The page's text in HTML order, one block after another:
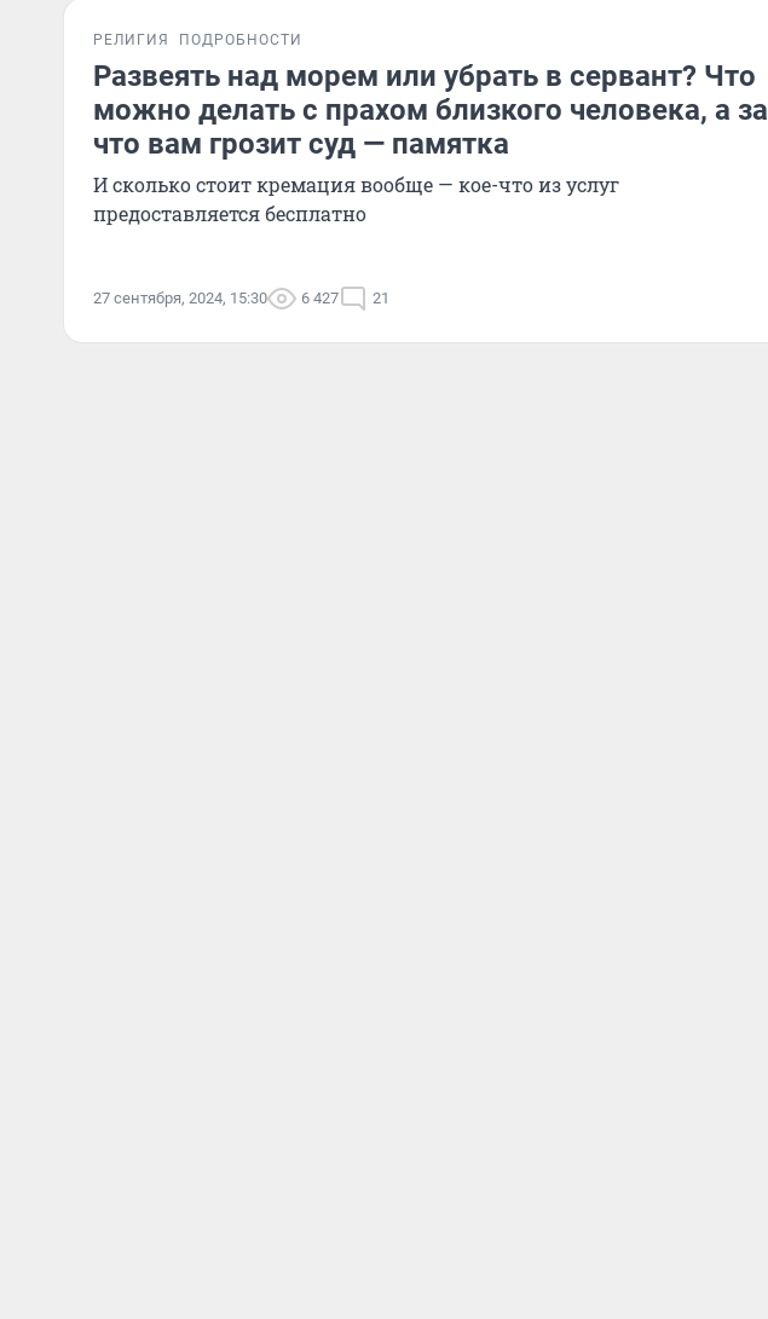
РЕЛИГИЯ ПОДРОБНОСТИ
Развеять над морем или убрать в сервант? Что
можно делать с прахом близкого человека, а за
что вам грозит суд — памятка
И сколько стоит кремация вообще — кое-что из услуг
предоставляется бесплатно
27 сентября, 2024, 15:30 6 427 21